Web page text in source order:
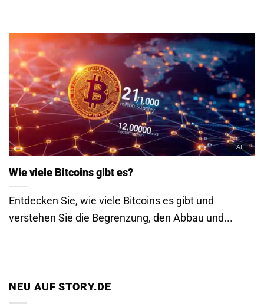
Wie viele Bitcoins gibt es?
Entdecken Sie, wie viele Bitcoins es gibt und
verstehen Sie die Begrenzung, den Abbau und...
NEU AUF STORY.DE